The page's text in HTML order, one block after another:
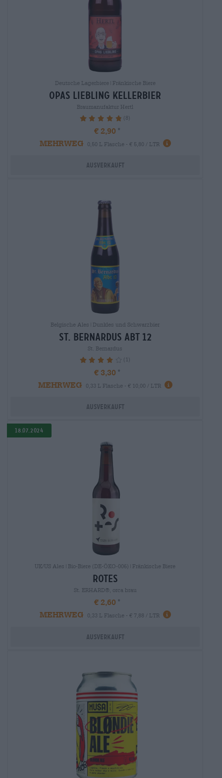
Deutsche Lagerbiere|Fränkische Biere
opas liebling kellerbier
Braumanufaktur Hertl
97.5% (8)
€ 2,90
MEHRWEG
0,50 L Flasche - € 5,80 / LTR
Ausverkauft
Belgische Ales|Dunkles und Schwarzbier
st. bernardus abt 12
St. Bernardus
80% (1)
€ 3,30
MEHRWEG
0,33 L Flasche - € 10,00 / LTR
Ausverkauft
18.07.2024
UK/US Ales|Bio-Biere (DE-ÖKO-006)|Fränkische Biere
rotes
St. ERHARD®, orca brau
€ 2,60
MEHRWEG
0,33 L Flasche - € 7,88 / LTR
Ausverkauft